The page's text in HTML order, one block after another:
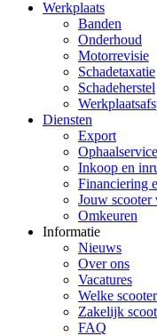
Werkplaats
Banden
Onderhoud
Motorrevisie
Schadetaxatie
Schadeherstel
Diensten
Export
Ophaalservice
Inkoop en
Financiering
Jouw scooter
Omkeuren
Informatie
Nieuws
Over ons
Vacatures
Welke
Zakelijk
FAQ